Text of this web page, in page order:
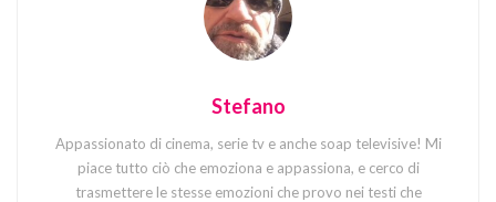
Stefano
Appassionato di cinema, serie tv e anche soap televisive! Mi
piace tutto ciò che emoziona e appassiona, e cerco di
trasmettere le stesse emozioni che provo nei testi che